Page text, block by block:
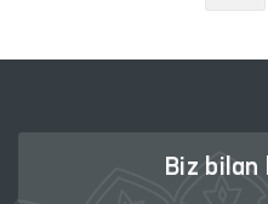
Biz bilan